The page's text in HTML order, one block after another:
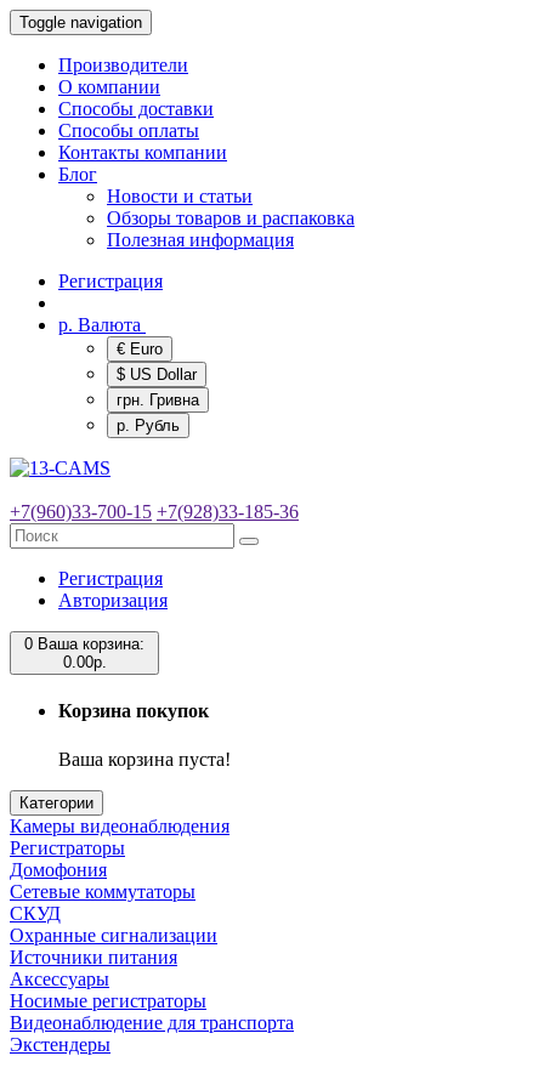
Toggle navigation
Производители
О компании
Способы доставки
Способы оплаты
Контакты компании
Блог
Новости и статьи
Обзоры товаров и распаковка
Полезная информация
Регистрация
р. Валюта
€ Euro
$ US Dollar
грн. Гривна
р. Рубль
+7(960)33-700-15 +7(928)33-185-36
Регистрация
Авторизация
0 Ваша корзина:
0.00р.
Корзина покупок
Ваша корзина пуста!
Категории
Камеры видеонаблюдения
Регистраторы
Домофония
Сетевые коммутаторы
СКУД
Охранные сигнализации
Источники питания
Аксессуары
Носимые регистраторы
Видеонаблюдение для транспорта
Экстендеры